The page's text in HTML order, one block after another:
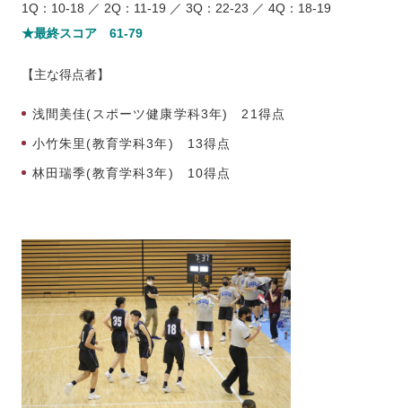
1Q：10-18 ／ 2Q：11-19 ／ 3Q：22-23 ／ 4Q：18-19
★最終スコア 61-79
【主な得点者】
浅間美佳(スポーツ健康学科3年) 21得点
小竹朱里(教育学科3年) 13得点
林田瑞季(教育学科3年) 10得点